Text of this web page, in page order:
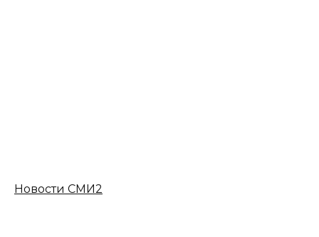
Новости СМИ2